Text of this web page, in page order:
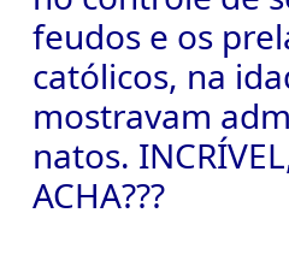
feudos e os
católicos, na
mostravam
natos.
ACHA???